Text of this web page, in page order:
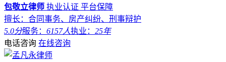
包敬立律师 执业认证 平台保障
擅长：合同事务、房产纠纷、刑事辩护
5.0分服务： 6157人执业： 25年
电话咨询 在线咨询